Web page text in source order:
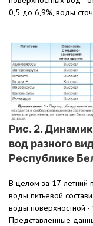
0,5 до 6,9%, воды
Рис. 2.
вод разного
Республике
В целом за 17-летний
воды питьевой
воды поверхностной -
Представленные